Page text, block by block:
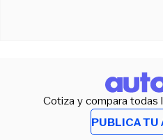
Cotiza y compara todas
PUBLICA TU